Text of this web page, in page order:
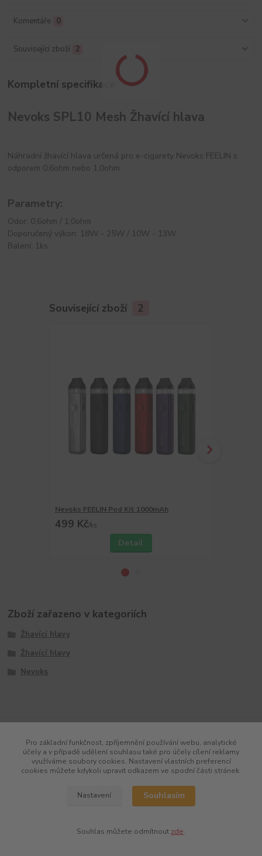
Komentáře 0
Související zboží 2
Kompletní specifikace
Nevoks SPL10 Mesh Žhavící hlava
Náhradní žhavící hlava určená pro e-cigarety Nevoks FEELIN s
odporem 0,6ohm nebo 1,0ohm
Parametry:
Odor: 0,6ohm / 1,0ohm
Doporučený výkon: 18W - 25W / 10W - 13W
Balení: 1ks
Související zboží 2
Nevoks FEELIN Pod Kit 1000mAh
499 Kč/ks
Detail
Zboží zařazeno v kategoriích
Žhavící hlavy
Žhavící hlavy
Nevoks
Pro základní funkčnost, zpříjemnění používání webu, analytické
účely a v případě udělení souhlasu také pro účely cílení reklamy
využíváme soubory cookies. Nastavení vlastních preferencí
cookies můžete kdykoli upravit odkazem ve spodní části stránek.
Nastavení Souhlasím
Souhlas můžete odmítnout zde.